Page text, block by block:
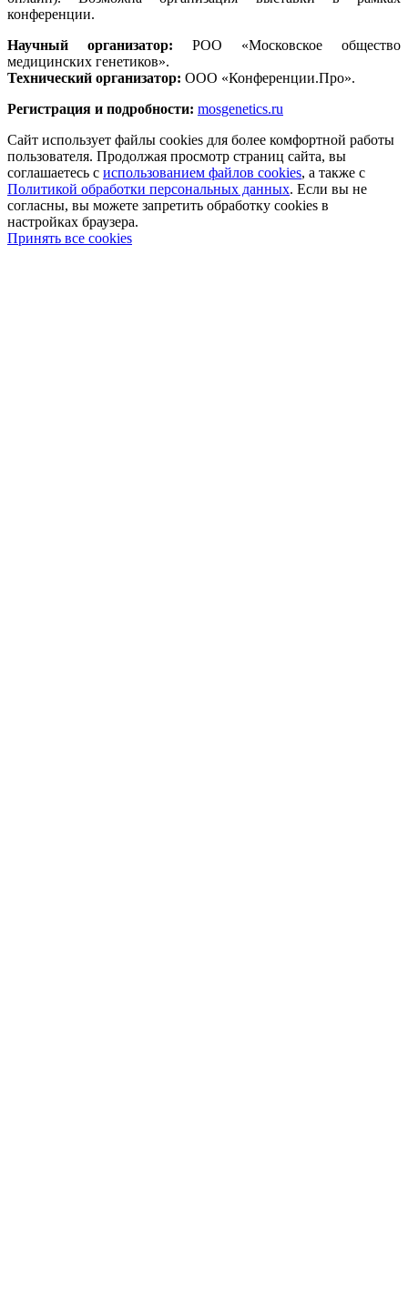
конференции.
Научный организатор: РОО «Московское общество
медицинских генетиков».
Технический организатор: ООО «Конференции.Про».
Регистрация и подробности: mosgenetics.ru
Сайт использует файлы cookies для более комфортной работы
пользователя. Продолжая просмотр страниц сайта, вы
соглашаетесь с использованием файлов cookies, а также с
Политикой обработки персональных данных. Если вы не
согласны, вы можете запретить обработку cookies в
настройках браузера.
Принять все cookies